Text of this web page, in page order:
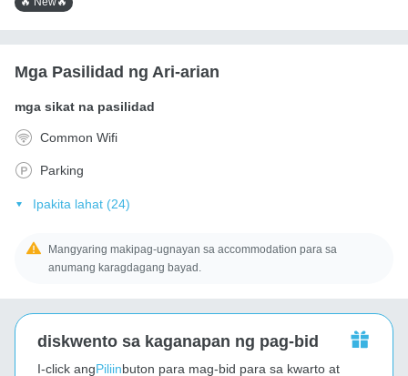
Mga Pasilidad ng Ari-arian
mga sikat na pasilidad
Common Wifi
Parking
Ipakita lahat (24)
Mangyaring makipag-ugnayan sa accommodation para sa
anumang karagdagang bayad.
diskwento sa kaganapan ng pag-bid
I-click angPiliinbuton para mag-bid para sa kwarto at